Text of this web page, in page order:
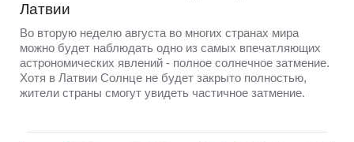
Латвии
Во вторую неделю августа во многих странах мира
можно будет наблюдать одно из самых впечатляющих
астрономических явлений - полное солнечное затмение.
Хотя в Латвии Солнце не будет закрыто полностью,
жители страны смогут увидеть частичное затмение.